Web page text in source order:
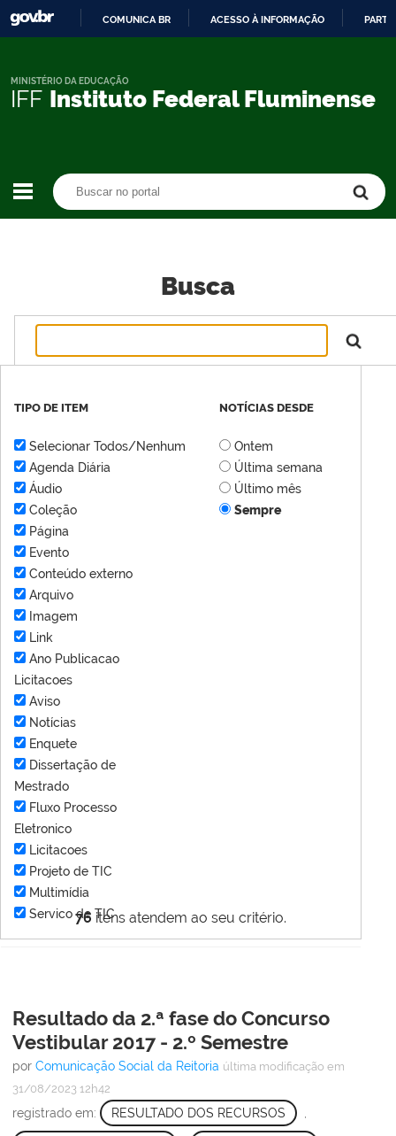
CONTEÚDO
COMUNICA BR ACESSO À INFORMAÇÃO
IFF Instituto Federal Fluminense
MINISTÉRIO DA EDUCAÇÃO
Busca
76 itens atendem ao seu critério.
TIPO DE ITEM
Selecionar Todos/Nenhum
Agenda Diária
Áudio
Coleção
Página
Evento
Conteúdo externo
Arquivo
Imagem
Link
Ano Publicacao
Licitacoes
Aviso
Notícias
Enquete
Dissertação de
Mestrado
Fluxo Processo
Eletronico
Licitacoes
Projeto de TIC
Multimídia
Servico de TIC
NOTÍCIAS DESDE
Ontem
Última semana
Último mês
Sempre
Resultado da 2.ª fase do Concurso
Vestibular 2017 - 2.º Semestre
por Comunicação Social da Reitoria última modificação em
31/08/2023 12h42
registrado em: RESULTADO DOS RECURSOS